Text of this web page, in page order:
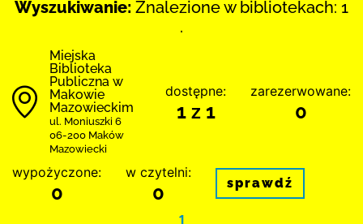
Wyszukiwanie: Znalezione w bibliotekach: 1
.
Miejska
Biblioteka
Publiczna w
Makowie
Mazowieckim
ul. Moniuszki 6
06-200 Maków
Mazowiecki
dostępne:
1 z 1
zarezerwowane:
0
wypożyczone:
0
w czytelni:
0 sprawdź
1